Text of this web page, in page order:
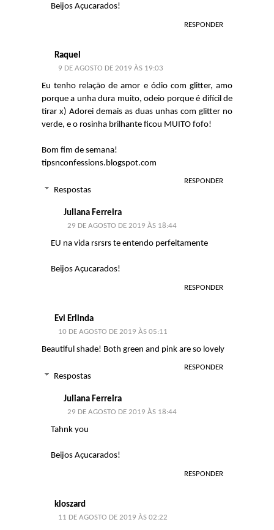
Beijos Açucarados!
RESPONDER
Raquel
9 DE AGOSTO DE 2019 ÀS 19:03
Eu tenho relação de amor e ódio com glitter, amo
porque a unha dura muito, odeio porque é difícil de
tirar x) Adorei demais as duas unhas com glitter no
verde, e o rosinha brilhante ficou MUITO fofo!
Bom fim de semana!
tipsnconfessions.blogspot.com
RESPONDER
Respostas
Juliana Ferreira
29 DE AGOSTO DE 2019 ÀS 18:44
EU na vida rsrsrs te entendo perfeitamente
Beijos Açucarados!
RESPONDER
Evi Erlinda
10 DE AGOSTO DE 2019 ÀS 05:11
Beautiful shade! Both green and pink are so lovely
RESPONDER
Respostas
Juliana Ferreira
29 DE AGOSTO DE 2019 ÀS 18:44
Tahnk you
Beijos Açucarados!
RESPONDER
kloszard
11 DE AGOSTO DE 2019 ÀS 02:22